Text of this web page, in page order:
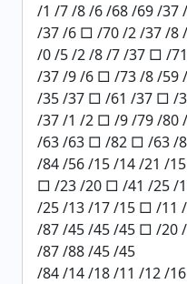
/1 /7 /8 /6 /68 /69 /37
/37 /6 □ /70 /2 /37 /8
/0 /5 /2 /8 /7 /37 □ /
/37 /9 /6 □ /73 /8 /59
/35 /37 □ /61 /37 □ /
/37 /1 /2 □ /9 /79 /80
/63 /63 □ /82 □ /63 /
/84 /56 /15 /14 /21 /
□ /23 /20 □ /41 /25 /
/25 /13 /17 /15 □ /11
/87 /45 /45 /45 □ /20
/87 /88 /45 /45
/84 /14 /18 /11 /12 /